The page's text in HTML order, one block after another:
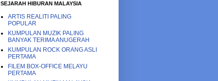
SEJARAH HIBURAN MALAYSIA
ARTIS REALITI PALING
POPULAR
KUMPULAN MUZIK PALING
BANYAK TERIMA ANUGERAH
KUMPULAN ROCK ORANG ASLI
PERTAMA
FILEM BOX-OFFICE MELAYU
PERTAMA